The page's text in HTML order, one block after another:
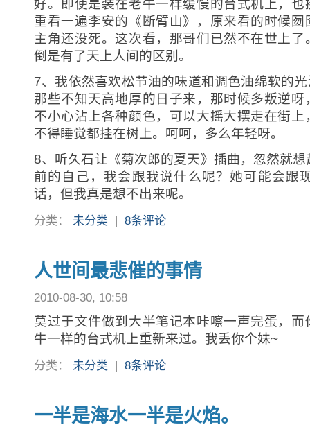
好。即使是装在老牛一样缓慢的台式机上，
重看一遍李安的《断臂山》，原来看的时候
主角还没死。这次看，那哥们已然不在世上
倒是有了天上人间的区别。
7、我依然喜欢松节油的味道和调色油绵软的
那些不知天高地厚的日子来，那时候多叛逆
不小心沾上各种颜色，可以大摇大摆走在街
不得睡觉都挂在树上。呵呵，多么年轻呀。
8、听久石让《菊次郎的夏天》插曲，忽然就
前的自己，我会跟我说什么呢？她可能会跟
话，但我真是想不出来呢。
分类： 未分类 | 8条评论
人世间最悲催的事情
2010-08-30, 10:58
莫过于文件做到大半笔记本咔嚓一声完蛋，
牛一样的台式机上重新来过。我丢你个妹~
分类： 未分类 | 8条评论
一半是海水一半是火焰。